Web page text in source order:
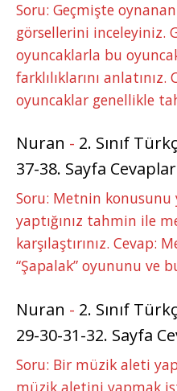
Soru: Geçmişte
görsellerini inceleyiniz.
oyuncaklarla bu
farklılıklarını
oyuncaklar genellikle
Nuran - 2. Sınıf
37-38. Sayfa
Soru: Metnin konusunu
yaptığınız tahmin ile
karşılaştırınız. Cevap:
“Şapalak” oyununu ve
Nuran - 2. Sınıf
29-30-31-32. Sayfa
Soru: Bir müzik aleti